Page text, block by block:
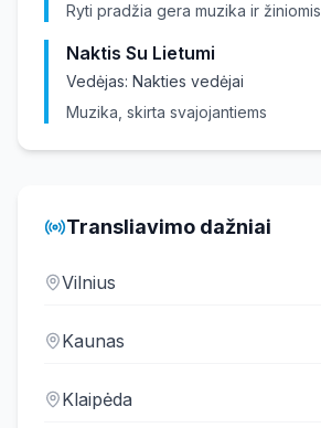
Ryti pradžia gera muzika ir žiniomis
Naktis Su Lietumi
Vedėjas: Nakties vedėjai
Muzika, skirta svajojantiems
Transliavimo dažniai
Vilnius
Kaunas
Klaipėda